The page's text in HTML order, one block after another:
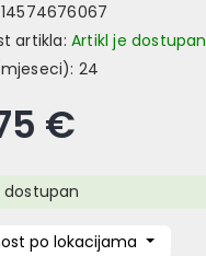
artikla: Artikl je dostupan
24
€
dostupan
po lokacijama